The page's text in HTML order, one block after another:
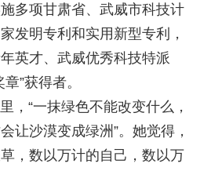
多项甘肃省、武威市科技计
发明专利和实用新型专利，
英才、武威优秀科技特派
”获得者。
，“一抹绿色不能改变什么，
让沙漠变成绿洲”。她觉得，
，数以万计的自己，数以万